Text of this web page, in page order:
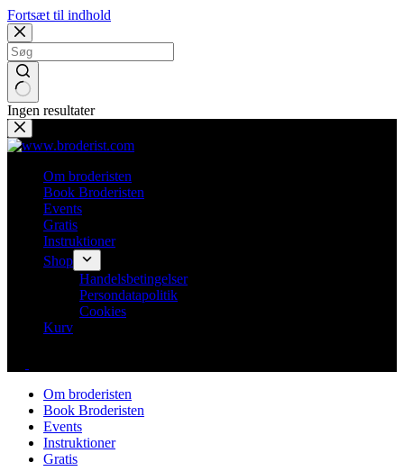
Fortsæt til indhold
Ingen resultater
Om broderisten
Book Broderisten
Events
Gratis
Instruktioner
Shop
Handelsbetingelser
Persondatapolitik
Cookies
Kurv
Om broderisten
Book Broderisten
Events
Instruktioner
Gratis